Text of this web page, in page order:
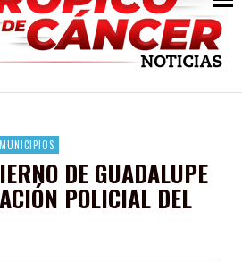
A ARTISTA ZACATECANA VICTORIA HERNÁNDEZ
DE PEPE SALDÍVAR A 500 NUEVAS EMPRESARIAS
PRINCIPALES BENEFICIADAS DEL PROGRAMA
MUNICIPIOS
DE GUADALUPE
POLICIAL DEL